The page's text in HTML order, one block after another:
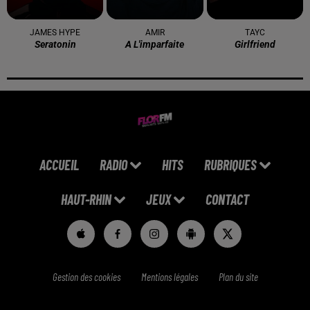
JAMES HYPE
Seratonin
AMIR
A L'imparfaite
TAYC
Girlfriend
ACCUEIL RADIO HITS RUBRIQUES
HAUT-RHIN JEUX CONTACT
Gestion des cookies Mentions légales Plan du site